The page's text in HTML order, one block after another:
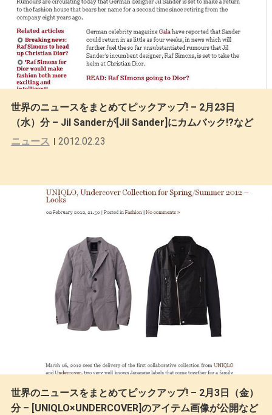
世界のニュースをまとめてピックアップ! – 2月23日
（水）分 – Jil Sanderが[Jil Sander]にカムバック!?など
ニュース
2012.02.23
世界のニュースをまとめてピックアップ! – 2月3日（金）
分 – [UNIQLO×UNDERCOVER]のアイテム画像が公開など